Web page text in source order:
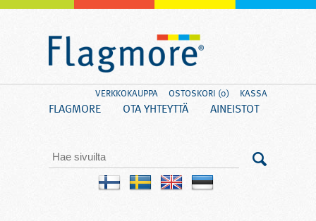
FLAGMORE OTA YHTEYTTÄ AINEISTOT
VERKKOKAUPPA OSTOSKORI (0) KASSA